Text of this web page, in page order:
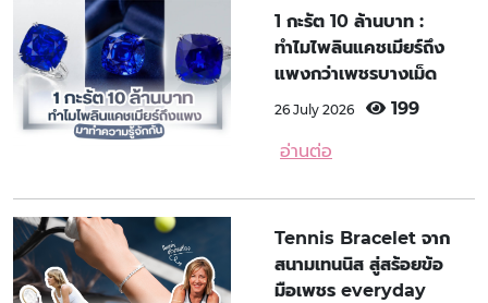
1 กะรัต 10 ล้านบาท :
ทำไมไพลินแคชเมียร์ถึง
แพงกว่าเพชรบางเม็ด
26 July 2026 199
อ่านต่อ
Tennis Bracelet จาก
สนามเทนนิส สู่สร้อยข้อ
มือเพชร everyday